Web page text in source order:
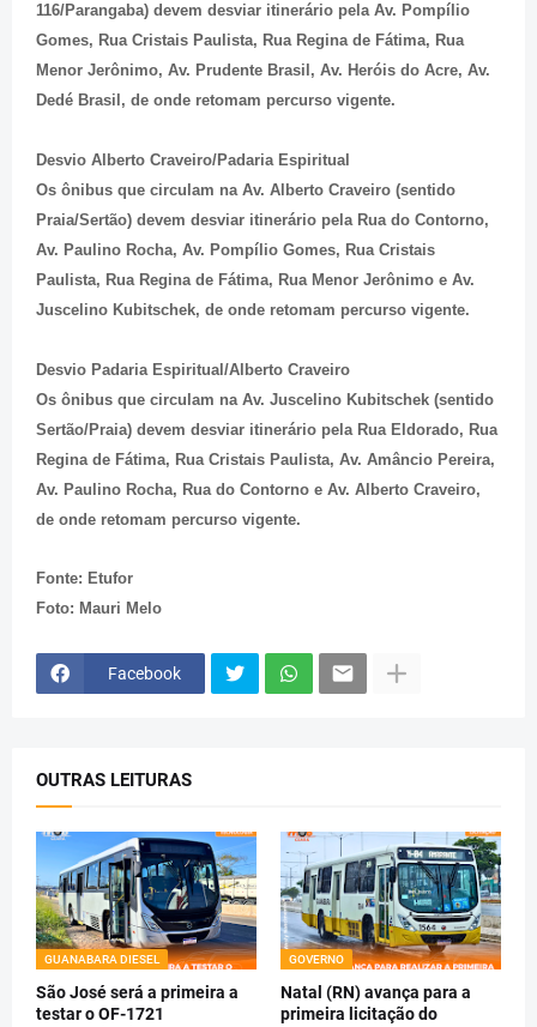
116/Parangaba) devem desviar itinerário pela Av. Pompílio
Gomes, Rua Cristais Paulista, Rua Regina de Fátima, Rua
Menor Jerônimo, Av. Prudente Brasil, Av. Heróis do Acre, Av.
Dedé Brasil, de onde retomam percurso vigente.
Desvio Alberto Craveiro/Padaria Espiritual
Os ônibus que circulam na Av. Alberto Craveiro (sentido
Praia/Sertão) devem desviar itinerário pela Rua do Contorno,
Av. Paulino Rocha, Av. Pompílio Gomes, Rua Cristais
Paulista, Rua Regina de Fátima, Rua Menor Jerônimo e Av.
Juscelino Kubitschek, de onde retomam percurso vigente.
Desvio Padaria Espiritual/Alberto Craveiro
Os ônibus que circulam na Av. Juscelino Kubitschek (sentido
Sertão/Praia) devem desviar itinerário pela Rua Eldorado, Rua
Regina de Fátima, Rua Cristais Paulista, Av. Amâncio Pereira,
Av. Paulino Rocha, Rua do Contorno e Av. Alberto Craveiro,
de onde retomam percurso vigente.
Fonte: Etufor
Foto: Mauri Melo
Facebook
OUTRAS LEITURAS
GUANABARA DIESEL
São José será a primeira a
testar o OF-1721
GOVERNO
Natal (RN) avança para a
primeira licitação do